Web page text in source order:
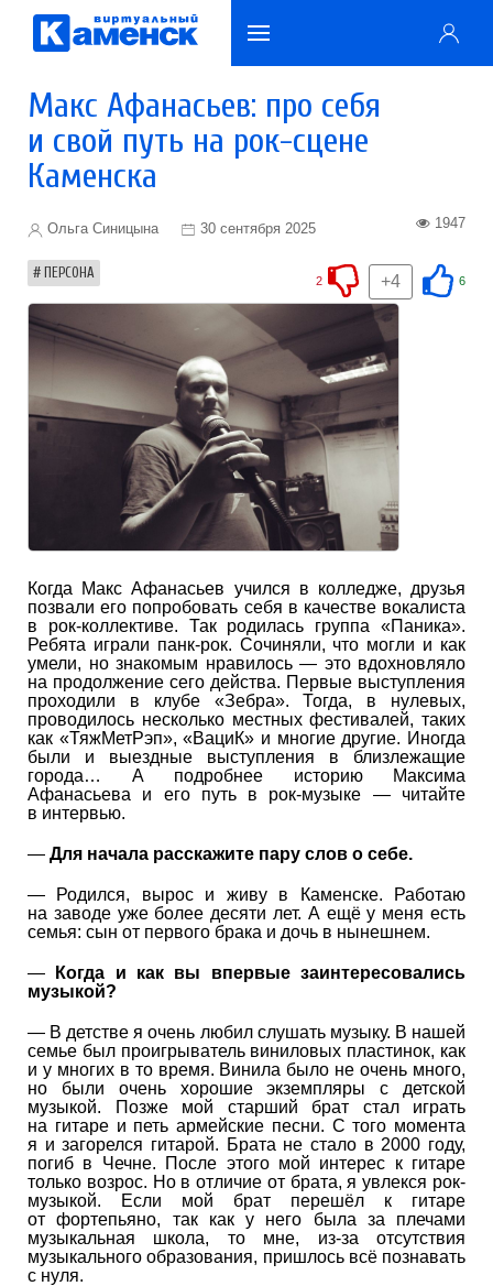
Макс Афанасьев: про себя
и свой путь на рок-сцене
Каменска
Ольга Синицына 30 сентября 2025 1947
ПЕРСОНА 6
+4
2
Когда Макс Афанасьев учился в колледже, друзья
позвали его попробовать себя в качестве вокалиста
в рок-коллективе. Так родилась группа «Паника».
Ребята играли панк-рок. Сочиняли, что могли и как
умели, но знакомым нравилось — это вдохновляло
на продолжение сего действа. Первые выступления
проходили в клубе «Зебра». Тогда, в нулевых,
проводилось несколько местных фестивалей, таких
как «ТяжМетРэп», «ВациК» и многие другие. Иногда
были и выездные выступления в близлежащие
города… А подробнее историю Максима
Афанасьева и его путь в рок-музыке — читайте
в интервью.
— Для начала расскажите пару слов о себе.
— Родился, вырос и живу в Каменске. Работаю
на заводе уже более десяти лет. А ещё у меня есть
семья: сын от первого брака и дочь в нынешнем.
—
Когда и как вы впервые заинтересовались
музыкой?
— В детстве я очень любил слушать музыку. В нашей
семье был проигрыватель виниловых пластинок, как
и у многих в то время. Винила было не очень много,
но были очень хорошие экземпляры с детской
музыкой. Позже мой старший брат стал играть
на гитаре и петь армейские песни. С того момента
я и загорелся гитарой. Брата не стало в 2000 году,
погиб в Чечне. После этого мой интерес к гитаре
только возрос. Но в отличие от брата, я увлекся рок-
музыкой. Если мой брат перешёл к гитаре
от фортепьяно, так как у него была за плечами
музыкальная школа, то мне, из-за отсутствия
музыкального образования, пришлось всё познавать
с нуля.